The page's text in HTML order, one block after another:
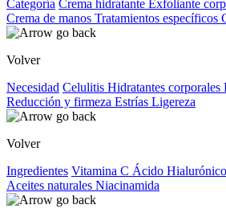
Categoría Crema hidratante Exfoliante
Crema de manos Tratamientos específicos
Volver
Necesidad Celulitis Hidratantes corporales
Reducción y firmeza Estrías Ligereza
Volver
Ingredientes Vitamina C Ácido Hialurónico
Aceites naturales Niacinamida